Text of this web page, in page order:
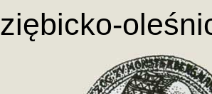
ziębicko-